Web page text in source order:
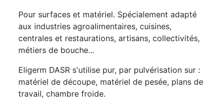
Pour surfaces et matériel. Spécialement adapté
aux industries agroalimentaires, cuisines,
centrales et restaurations, artisans, collectivités,
métiers de bouche...
Eligerm DASR s'utilise pur, par pulvérisation sur :
matériel de découpe, matériel de pesée, plans de
travail, chambre froide.